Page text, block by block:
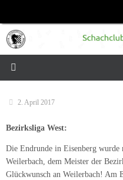
springen
2. April 2017
Bezirksliga West:
Die Endrunde in Eisenberg wurde
Weilerbach, dem Meister der
Glückwunsch an Weilerbach! Am